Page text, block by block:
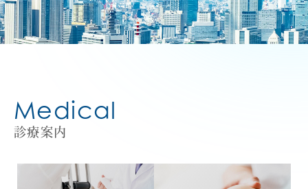
Medical
診療案内